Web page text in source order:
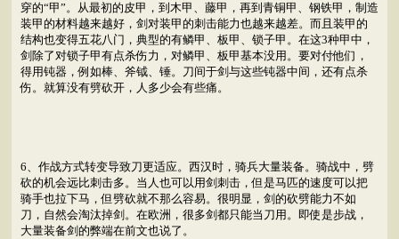
穿的“甲”。从最初的皮甲，到木甲、藤甲，再到青铜甲、钢铁甲，制造
装甲的材料越来越好，剑对装甲的刺击能力也越来越差。而且装甲的
结构也变得五花八门，典型的有鳞甲、板甲、锁子甲。在这3种甲中，
剑除了对锁子甲有点杀伤力，对鳞甲、板甲基本没用。要对付他们，
得用钝器，例如棒、斧钺、锤。刀间于剑与这些钝器中间，还有点杀
伤。就算没有劈砍开，人多少会有些痛。
6、作战方式转变导致刀更适应。西汉时，骑兵大量装备。骑战中，劈
砍的机会远比刺击多。当人也可以用剑刺击，但是马匹的速度可以把
骑手也拉下马，但劈砍就不那么容易。很明显，剑的砍劈能力不如
刀，自然会淘汰掉剑。在欧洲，很多剑都只能当刀用。即使是步战，
大量装备剑的弊端在前文也说了。